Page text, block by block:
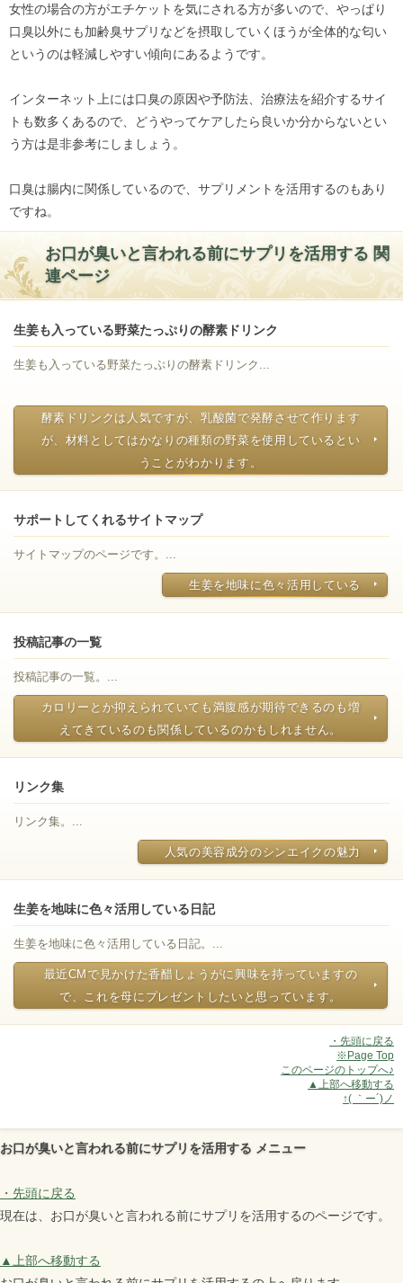
女性の場合の方がエチケットを気にされる方が多いので、やっぱり
口臭以外にも加齢臭サプリなどを摂取していくほうが全体的な匂い
というのは軽減しやすい傾向にあるようです。
インターネット上には口臭の原因や予防法、治療法を紹介するサイ
トも数多くあるので、どうやってケアしたら良いか分からないとい
う方は是非参考にしましょう。
口臭は腸内に関係しているので、サプリメントを活用するのもあり
ですね。
お口が臭いと言われる前にサプリを活用する 関
連ページ
生姜も入っている野菜たっぷりの酵素ドリンク
生姜も入っている野菜たっぷりの酵素ドリンク...
酵素ドリンクは人気ですが、乳酸菌で発酵させて作ります
が、材料としてはかなりの種類の野菜を使用しているとい
うことがわかります。
サポートしてくれるサイトマップ
サイトマップのページです。...
生姜を地味に色々活用している
投稿記事の一覧
投稿記事の一覧。...
カロリーとか抑えられていても満腹感が期待できるのも増
えてきているのも関係しているのかもしれません。
リンク集
リンク集。...
人気の美容成分のシンエイクの魅力
生姜を地味に色々活用している日記
生姜を地味に色々活用している日記。...
最近CMで見かけた香醋しょうがに興味を持っていますの
で、これを母にプレゼントしたいと思っています。
・先頭に戻る
※Page Top
このページのトップへ♪
▲上部へ移動する
↑( ｀ー´)ノ
お口が臭いと言われる前にサプリを活用する メニュー
・先頭に戻る
現在は、お口が臭いと言われる前にサプリを活用するのページです。
▲上部へ移動する